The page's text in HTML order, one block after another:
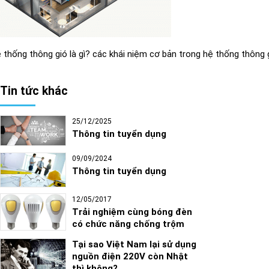
thống thông gió là gì? các khái niệm cơ bản trong hệ thống thông
Tin tức khác
25/12/2025
Thông tin tuyển dụng
09/09/2024
Thông tin tuyển dụng
12/05/2017
Trải nghiệm cùng bóng đèn
có chức năng chống trộm
Tại sao Việt Nam lại sử dụng
nguồn điện 220V còn Nhật